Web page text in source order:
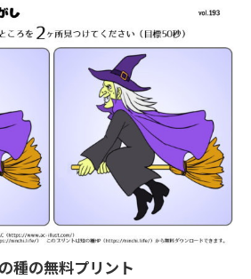
種の無料プリント